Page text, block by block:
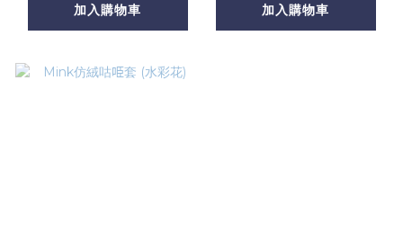
加入購物車 加入購物車